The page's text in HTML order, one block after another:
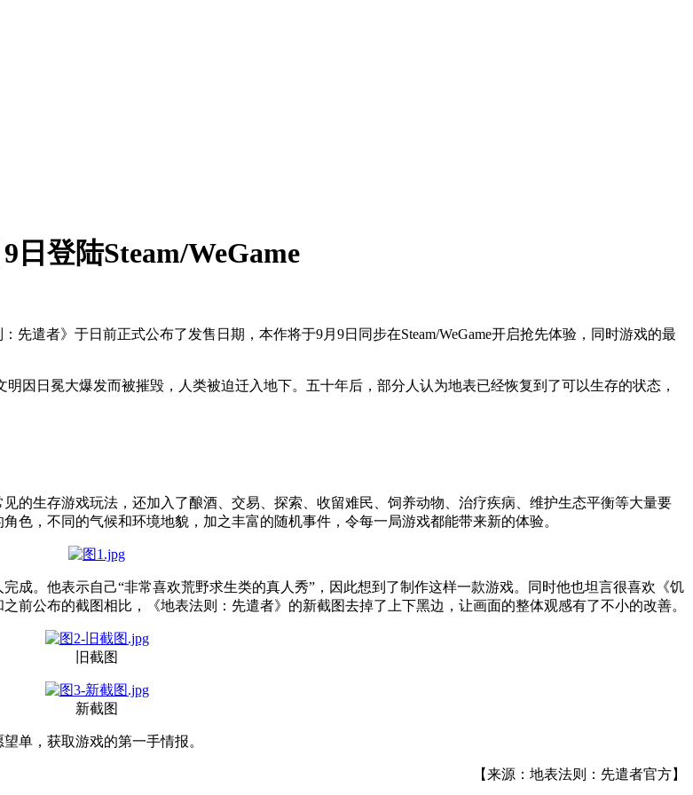
登陆Steam/WeGame
先遣者》于日前正式公布了发售日期，本作将于9月 9日同步在Steam/WeGame开启抢先体验，同时游戏的最
因日冕大爆发而被摧毁，人类被迫迁入地下。五十年后，部分人认为地表已经恢复到了可以生存的状态，
的生存游戏玩法，还加入了酿酒、交易、探索、收留难民、饲养动物、治疗疾病、维护生态平衡等大量要
色，不同的气候和环境地貌，加之丰富的随机事件，令每一局游戏都能带来新的体验。
成。他表示自己“非常喜欢荒野求生类的真人秀”，因此想到了制作这样一款游戏。同时他也坦言很喜欢《饥
前公布的截图相比，《地表法则：先遣者》的新截图去掉了上下黑边，让画面的整体观感有了不小的改善。
旧截图
新截图
单，获取游戏的第一手情报。
【来源：地表法则：先遣者官方】